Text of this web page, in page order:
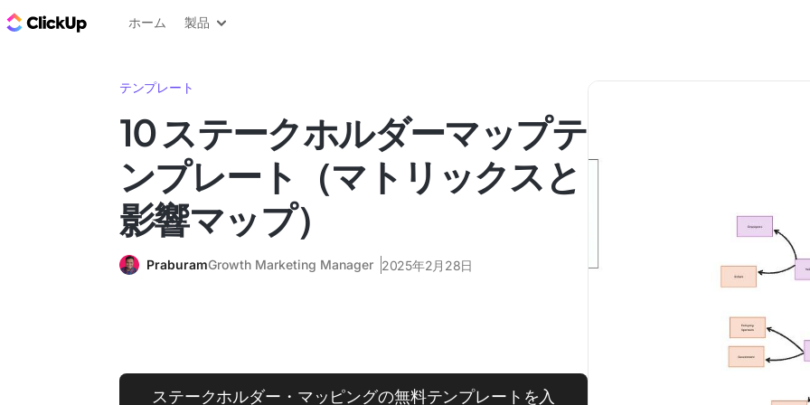
ClickUp ブログ
ホーム 製品
テンプレート
10 ステークホルダーマップテ
ンプレート（マトリックスと
影響マップ）
PraburamGrowth Marketing Manager 2025年2月28日
ステークホルダー・マッピングの無料テンプレートを入